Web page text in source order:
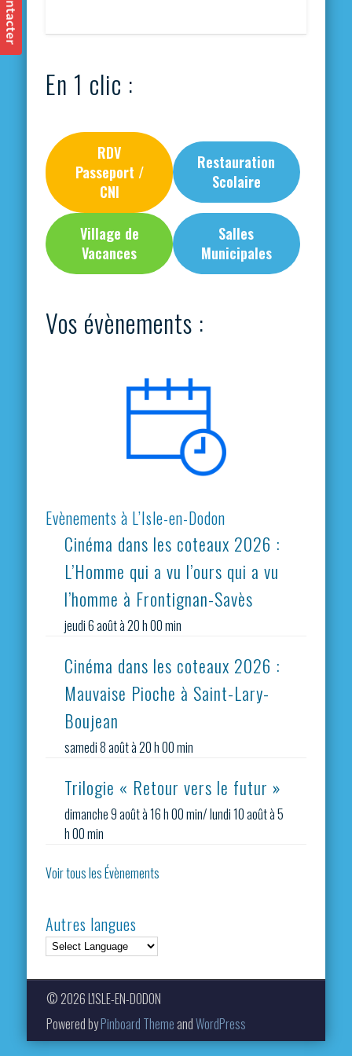
En 1 clic :
RDV
Passeport /
CNI
Restauration
Scolaire
Village de
Vacances
Salles
Municipales
Vos évènements :
Evènements à L’Isle-en-Dodon
Cinéma dans les coteaux 2026 :
L’Homme qui a vu l’ours qui a vu
l’homme à Frontignan-Savès
jeudi 6 août à 20 h 00 min
Cinéma dans les coteaux 2026 :
Mauvaise Pioche à Saint-Lary-
Boujean
samedi 8 août à 20 h 00 min
Trilogie « Retour vers le futur »
dimanche 9 août à 16 h 00 min/lundi 10 août à 5
h 00 min
Voir tous les Évènements
Autres langues
© 2026 L'ISLE-EN-DODON
Powered byPinboard Theme andWordPress